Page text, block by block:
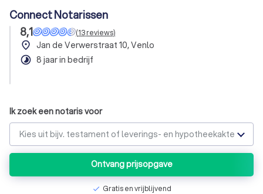
Connect Notarissen
8,1
(13reviews)
place Jan de Verwerstraat 10, Venlo
timelapse 8 jaar in bedrijf
Ik zoek een notaris voor
Kies uit bijv. testament of leverings- en hypotheekakte
Ontvang prijsopgave
check Gratis en vrijblijvend